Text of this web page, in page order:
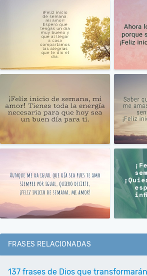
FRASES RELACIONADAS
137 frases de Dios que